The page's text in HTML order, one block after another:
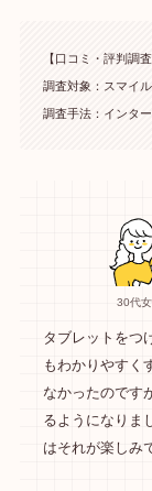
【口コミ・評判調査
調査対象：スマイ
調査手法：インタ
30代
タブレットをつ
もわかりやすく
なかったのです
るようになりま
はそれが楽しみ